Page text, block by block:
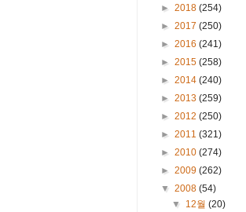
► 2018 (254)
► 2017 (250)
► 2016 (241)
► 2015 (258)
► 2014 (240)
► 2013 (259)
► 2012 (250)
► 2011 (321)
► 2010 (274)
► 2009 (262)
▼ 2008 (54)
▼ 12월(20)